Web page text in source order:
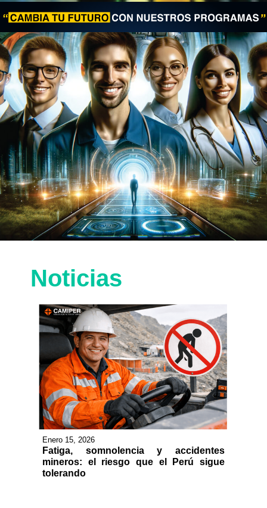
Noticias
Enero 15, 2026
Fatiga, somnolencia y accidentes
mineros: el riesgo que el Perú sigue
tolerando